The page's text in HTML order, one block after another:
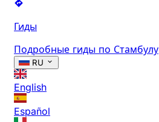
Гиды
Подробные гиды по Стамбулу
RU
English
Español